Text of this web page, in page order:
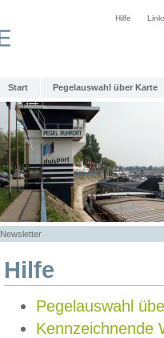
Hilfe
Start Pegelauswahl über Karte
Newsletter
Hilfe
Pegelauswahl
Kennzeichnende